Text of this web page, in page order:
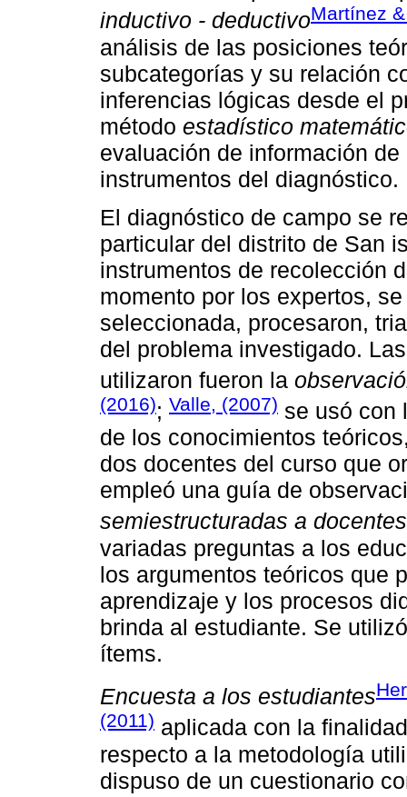
inductivo - deductivoMartínez
análisis de las posiciones
subcategorías y su relación
inferencias lógicas desde el
método estadístico
evaluación de información
instrumentos del diagnóstico.
El diagnóstico de campo se
particular del distrito de San
instrumentos de recolección
momento por los expertos,
seleccionada, procesaron,
del problema investigado.
utilizaron fueron la
(2016); Valle, (2007) se usó con
de los conocimientos
dos docentes del curso que
empleó una guía de
semiestructuradas a docentes
variadas preguntas a los
los argumentos teóricos que
aprendizaje y los procesos
brinda al estudiante. Se
ítems.
Encuesta a los estudiantes
(2011) aplicada con la
respecto a la metodología
dispuso de un cuestionario